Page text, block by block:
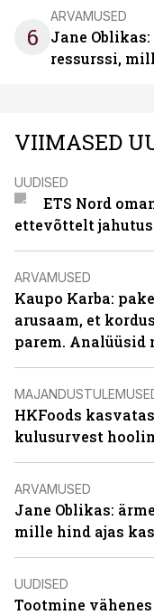
6
ARVAMUSED
Jane
ressurssi,
VIIMASED
UUDISED
ETS Nord
ettevõttelt
ARVAMUSED
Kaupo Karba:
arusaam, et
parem.
HKFoods
kulusurvest
ARVAMUSED
Jane Oblikas:
mille hind ajas
UUDISED
Tootmine